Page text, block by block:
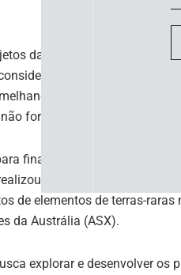
da companhia no País, o
uma oportunidade
geológica com
fornece mais detalhes.
financiar projetos de terras-
uma oferta pública
de elementos de terras-
da Austrália (ASX).
explorar e desenvolver os